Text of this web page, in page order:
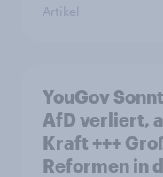
Artikel
YouGov
AfD verliert,
Kraft +++
Reformen in